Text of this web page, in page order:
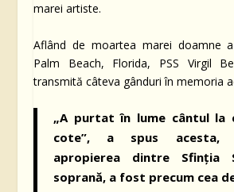
marei artiste.
Aflând de moartea marei doamne
Palm Beach, Florida, PSS Virgil
transmită câteva gânduri în memoria
„A purtat în lume cântul la
cote”, a spus acesta,
apropierea dintre Sfinția
soprană, a fost precum cea